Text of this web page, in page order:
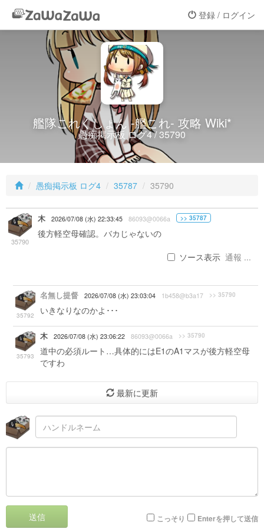
登録 / ログイン
艦隊これくしょん -艦これ- 攻略 Wiki*
愚痴掲示板 ログ4 / 35790
愚痴掲示板 ログ4 35787 35790
35790
木 2026/07/08 (水) 22:33:45 86093@0066a >> 35787
後方軽空母確認。バカじゃないの
ソース表示 通報 ...
35792
名無し提督 2026/07/08 (水) 23:03:04 1b458@b3a17 >> 35790
いきなりなのかよ･･･
35793
木 2026/07/08 (水) 23:06:22 86093@0066a >> 35790
道中の必須ルート…具体的にはE1のA1マスが後方軽空母
ですわ
最新に更新
送信 こっそり Enterを押して送信